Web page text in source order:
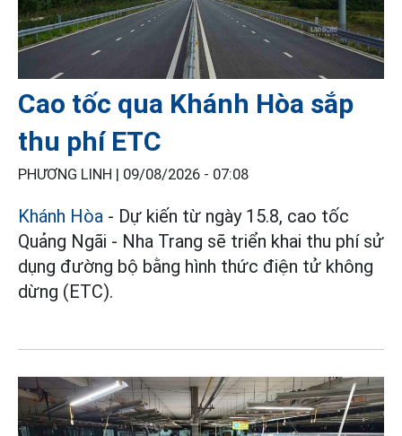
Cao tốc qua Khánh Hòa sắp
thu phí ETC
PHƯƠNG LINH | 09/08/2026 - 07:08
Khánh Hòa - Dự kiến từ ngày 15.8, cao tốc
Quảng Ngãi - Nha Trang sẽ triển khai thu phí sử
dụng đường bộ bằng hình thức điện tử không
dừng (ETC).